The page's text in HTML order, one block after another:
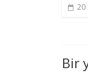
20
Bir